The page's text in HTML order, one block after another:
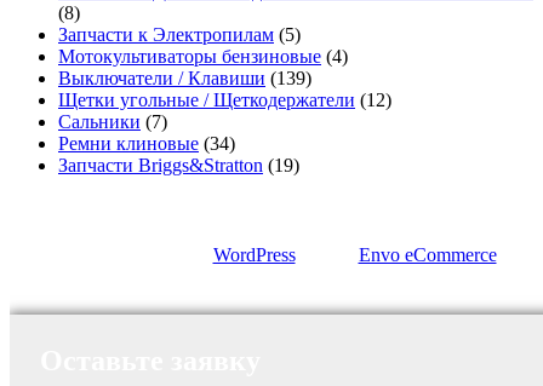
(8)
Запчасти к Электропилам (5)
Мотокультиваторы бензиновые (4)
Выключатели / Клавиши (139)
Щетки угольные / Щеткодержатели (12)
Сальники (7)
Ремни клиновые (34)
Запчасти Briggs&Stratton (19)
WordPress Envo eCommerce